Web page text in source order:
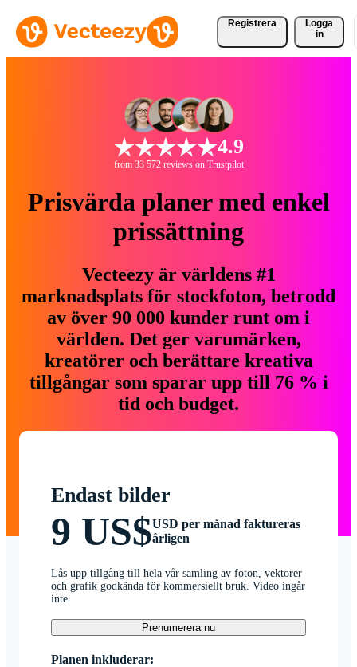
Registrera
Logga
in
4.9
from 33 572 reviews on Trustpilot
Prisvärda planer med enkel
prissättning
Vecteezy är världens #1
marknadsplats för stockfoton, betrodd
av över 90 000 kunder runt om i
världen. Det ger varumärken,
kreatörer och berättare kreativa
tillgångar som sparar upp till 76 % i
tid och budget.
Endast bilder
9 US$USD per månad faktureras
årligen
Lås upp tillgång till hela vår samling av foton, vektorer
och grafik godkända för kommersiellt bruk. Video ingår
inte.
Prenumerera nu
Planen inkluderar: